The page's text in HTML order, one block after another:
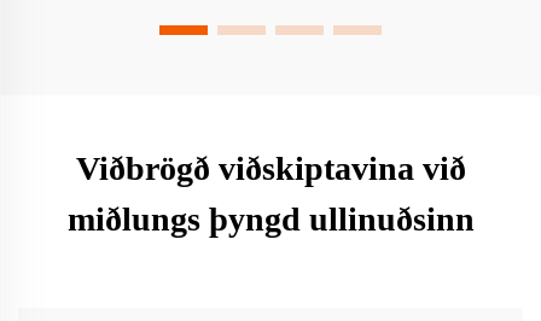
Viðbrögð viðskiptavina við
miðlungs þyngd ullinuðsinn